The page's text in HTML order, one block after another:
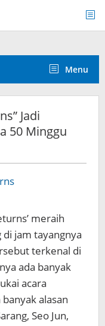
Menu
Jadi
50 Minggu
meraih
jam tayangnya
terkenal di
ada banyak
acara
alasan
Seo Jun,